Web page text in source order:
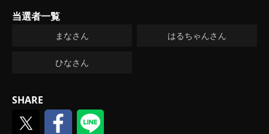
当選者一覧
まなさん はるちゃんさん
ひなさん
SHARE